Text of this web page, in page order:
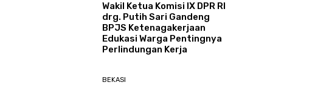
Wakil Ketua Komisi IX DPR RI
drg. Putih Sari Gandeng
BPJS Ketenagakerjaan
Edukasi Warga Pentingnya
Perlindungan Kerja
BEKASI